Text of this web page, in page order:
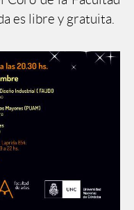
es libre y gratuita.